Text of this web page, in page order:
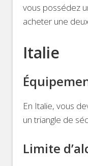
vous possédez
acheter une
Italie
En Italie, vous
un triangle de
Limite